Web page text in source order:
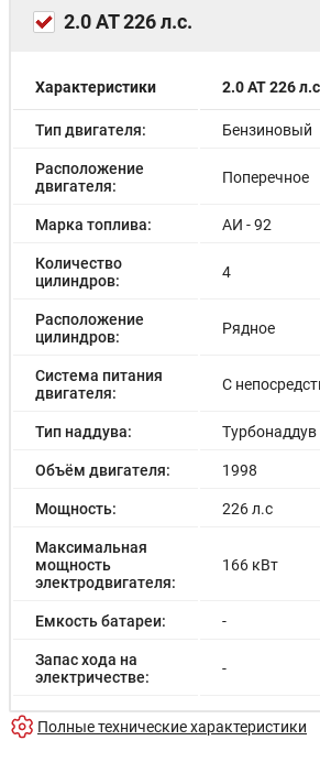
2.0 AT 226 л.с.
Характеристики 2.0 AT 226
Тип двигателя: Бензиновый
Расположение
двигателя:
Поперечное
Марка топлива: АИ - 92
Количество
цилиндров:
4
Расположение
цилиндров:
Рядное
Система питания
двигателя:
С
Тип наддува: Турбонаддув
Объём двигателя: 1998
Мощность: 226 л.с
Максимальная
мощность
электродвигателя:
166 кВт
Емкость батареи: -
Запас хода на
электричестве:
-
Время зарядки: -
Полные технические характеристики